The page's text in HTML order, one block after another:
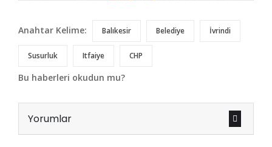
Anahtar Kelime: Balıkesir Belediye İvrindi
Susurluk Itfaiye CHP
Bu haberleri okudun mu?
Yorumlar